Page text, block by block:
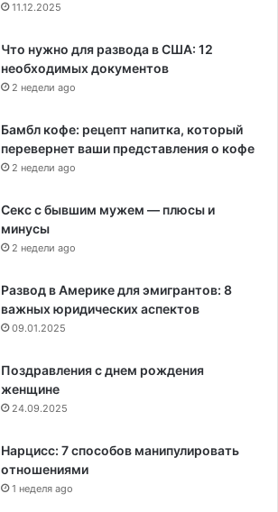
11.12.2025
Что нужно для развода в США: 12
необходимых документов
2 недели ago
Бамбл кофе: рецепт напитка, который
перевернет ваши представления о кофе
2 недели ago
Секс с бывшим мужем — плюсы и
минусы
2 недели ago
Развод в Америке для эмигрантов: 8
важных юридических аспектов
09.01.2025
Поздравления с днем рождения
женщине
24.09.2025
Нарцисс: 7 способов манипулировать
отношениями
1 неделя ago